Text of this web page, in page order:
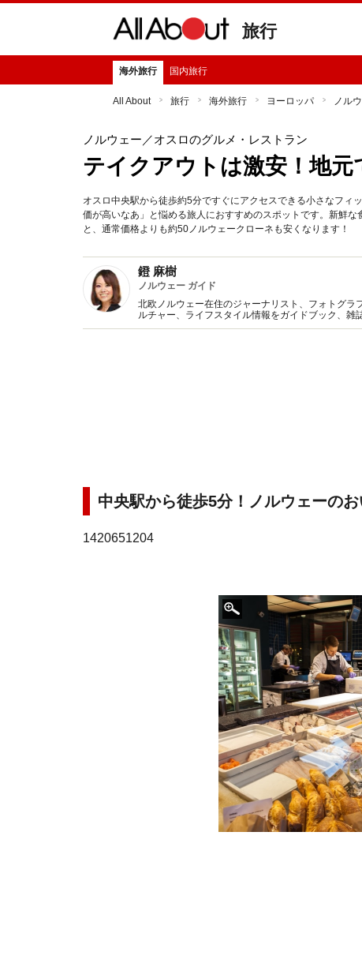
旅行
海外旅行 国内旅行
All About 旅行 海外旅行 ヨーロッパ ノル
ノルウェー ／オスロのグルメ・レストラン
テイクアウトは激安！地
オスロ中央駅から徒歩約5分ですぐにアクセスできる小さなフィ
価が高いなあ」と悩める旅人におすすめのスポットです。新鮮
と、通常価格よりも約50ノルウェークローネも安くなります！
鐙 麻樹
ノルウェー ガイド
北欧ノルウェー在住のジャーナリスト、フォトグラ
ルチャー、ライフスタイル情報をガイドブック、
ヶ国語の海外ニュース翻訳・リサーチ、通訳業務な
中央駅から徒歩5分！ノルウェーの
1420651204